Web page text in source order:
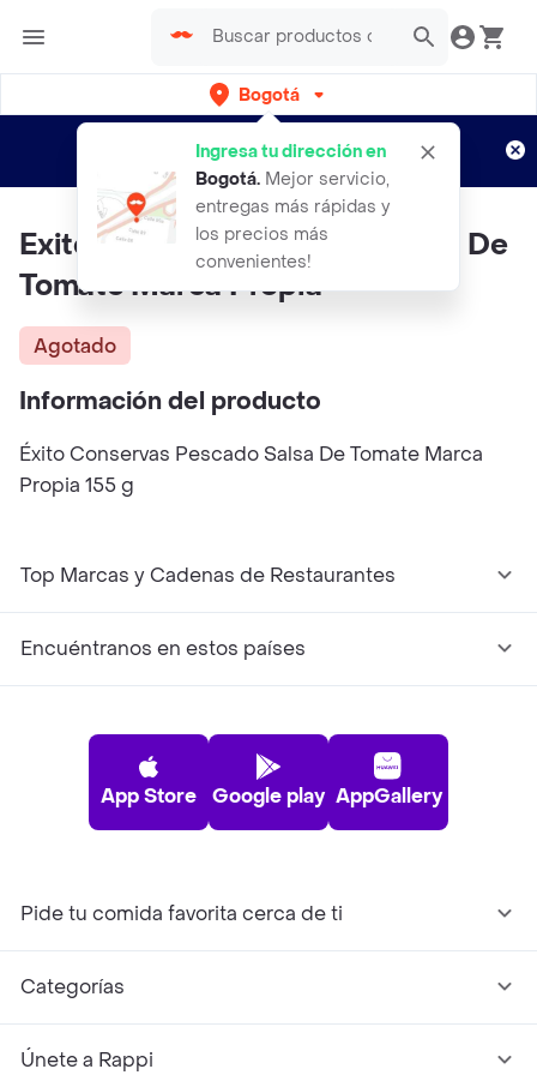
Bogotá
Ingresa tu dirección en
Bogotá. Mejor servicio,
entregas más rápidas y
los precios más
convenientes!
envíos gratis por semanas
Aplican TyC
Exito Conservas Pescado Salsa De
Tomate Marca Propia
Agotado
Información del producto
Éxito Conservas Pescado Salsa De Tomate Marca
Propia 155 g
Top Marcas y Cadenas de Restaurantes
Encuéntranos en estos países
App Store Google play AppGallery
Pide tu comida favorita cerca de ti
Categorías
Únete a Rappi